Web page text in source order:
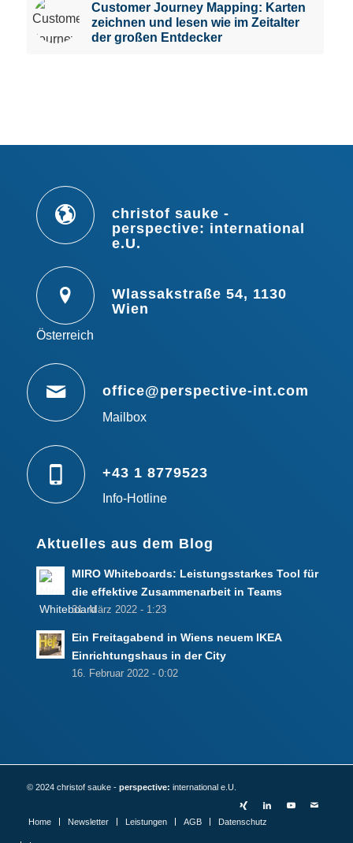
Customer Journey Mapping: Karten
zeichnen und lesen wie im Zeitalter
der großen Entdecker
christof sauke -
perspective: international
e.U.
Wlassakstraße 54, 1130
Wien
Österreich
office@perspective-int.com
Mailbox
+43 1 8779523
Info-Hotline
Aktuelles aus dem Blog
MIRO Whiteboards: Leistungsstarkes Tool für
die effektive Zusammenarbeit in Teams
31. März 2022 - 1:23
Ein Freitagabend in Wiens neuem IKEA
Einrichtungshaus in der City
16. Februar 2022 - 0:02
© 2024 christof sauke - perspective: international e.U.
Home Newsletter Leistungen AGB Datenschutz